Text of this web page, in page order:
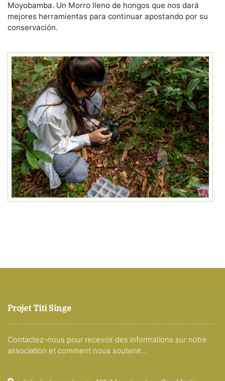
Moyobamba. Un Morro lleno de hongos que nos dará
mejores herramientas para continuar apostando por su
conservación.
Projet Titi Singe
Contactez-nous pour recevoir des informations sur notre
association et comment nous soutenir...